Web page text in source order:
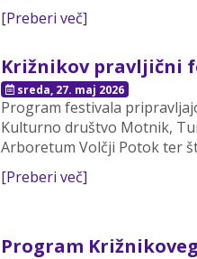
[Preberi več]
Križnikov pravljični
sreda, 27. maj 2026
Program festivala
Kulturno društvo Motnik,
Arboretum Volčji Potok ter
[Preberi več]
Program